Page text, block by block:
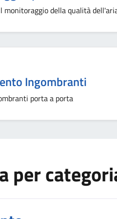
monitoraggio della qualità
Ingombranti
porta a porta
per